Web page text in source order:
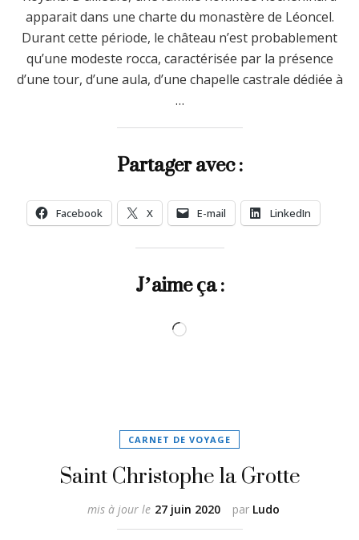
apparait dans une charte du monastère de Léoncel.
Durant cette période, le château n’est probablement
qu’une modeste rocca, caractérisée par la présence
d’une tour, d’une aula, d’une chapelle castrale dédiée à
…
Partager avec :
Facebook X E-mail LinkedIn
J’aime ça :
Chargement…
CARNET DE VOYAGE
Saint Christophe la Grotte
par Ludo
mis à jour le 27 juin 2020